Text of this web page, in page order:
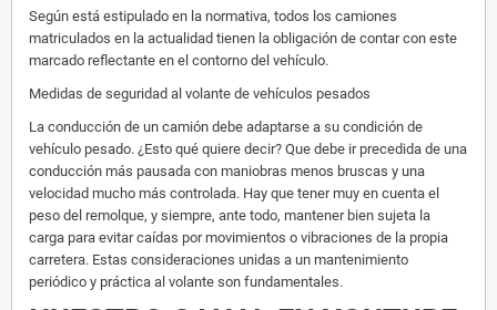
Según está estipulado en la normativa, todos los camiones
matriculados en la actualidad tienen la obligación de contar con este
marcado reflectante en el contorno del vehículo.
Medidas de seguridad al volante de vehículos pesados
La conducción de un camión debe adaptarse a su condición de
vehículo pesado. ¿Esto qué quiere decir? Que debe ir precedida de una
conducción más pausada con maniobras menos bruscas y una
velocidad mucho más controlada. Hay que tener muy en cuenta el
peso del remolque, y siempre, ante todo, mantener bien sujeta la
carga para evitar caídas por movimientos o vibraciones de la propia
carretera. Estas consideraciones unidas a un mantenimiento
periódico y práctica al volante son fundamentales.